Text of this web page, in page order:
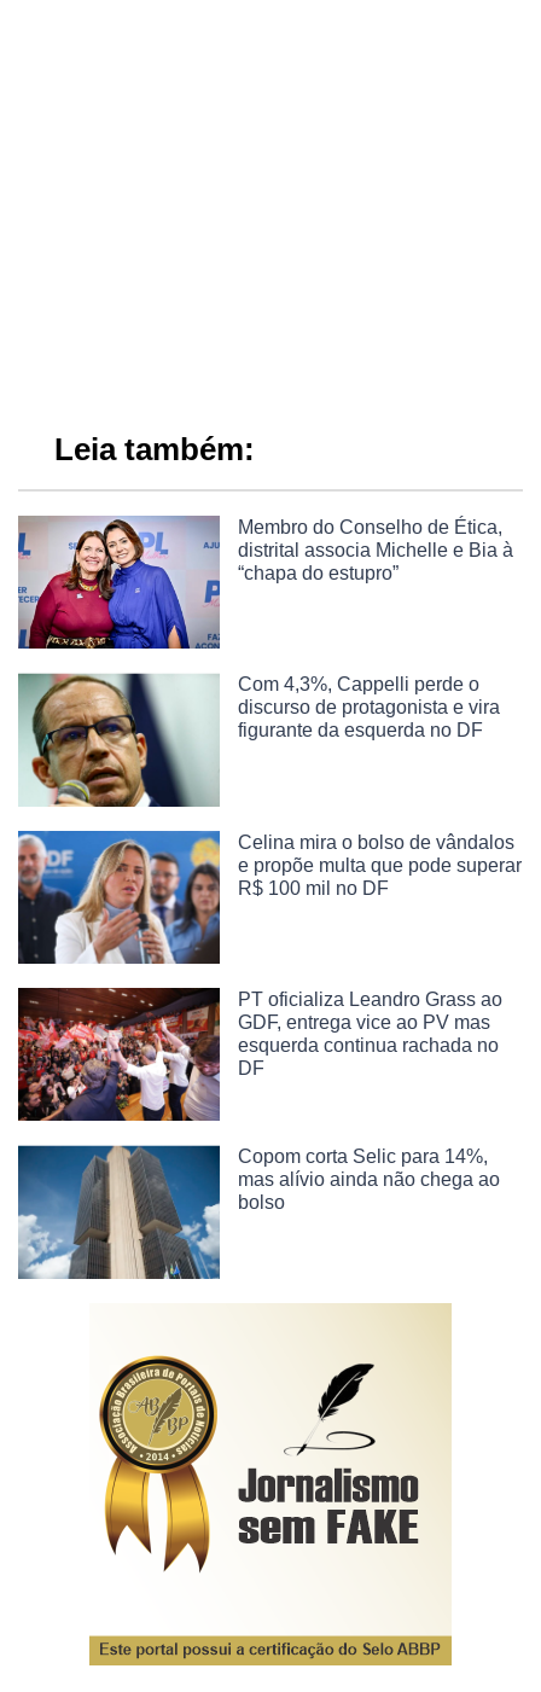
Leia também:
Membro do Conselho de Ética,
distrital associa Michelle e Bia à
“chapa do estupro”
Com 4,3%, Cappelli perde o
discurso de protagonista e vira
figurante da esquerda no DF
Celina mira o bolso de vândalos
e propõe multa que pode superar
R$ 100 mil no DF
PT oficializa Leandro Grass ao
GDF, entrega vice ao PV mas
esquerda continua rachada no
DF
Copom corta Selic para 14%,
mas alívio ainda não chega ao
bolso